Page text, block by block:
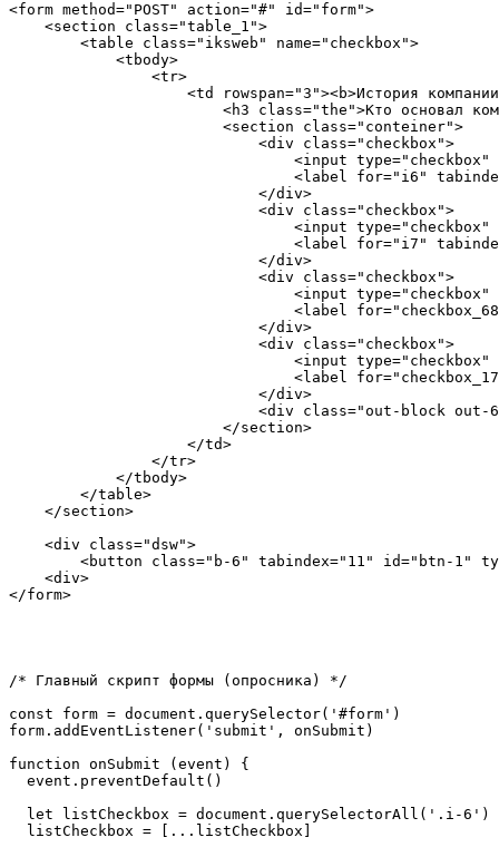
<form method="POST" action="#" id="form">
    <section class="table_1">
        <table class="iksweb" name="checkbox">
            <tbody>
                <tr>
<td rowspan="3"><b>История
<h3 class="the">Кто основал
                        <section class="conteiner">
                            <div class="checkbox">
<input
<label for="i6"
                            </div>
                            <div class="checkbox">
<input
<label for="i7"
                            </div>
                            <div class="checkbox">
<input
<label
                            </div>
                            <div class="checkbox">
<input
<label
                            </div>
<div class="out-block out-
                        </section>
                    </td>
                </tr>
            </tbody>
        </table>
    </section>
    <div class="dsw">
<button class="b-6" tabindex="11" id="btn-1"
    <div>
</form>
/* Главный скрипт формы (опросника) */
const form = document.querySelector('#form')
form.addEventListener('submit', onSubmit)
function onSubmit (event) {
  event.preventDefault()
  let listCheckbox = document.querySelectorAll('.i-6')
  listCheckbox = [...listCheckbox]